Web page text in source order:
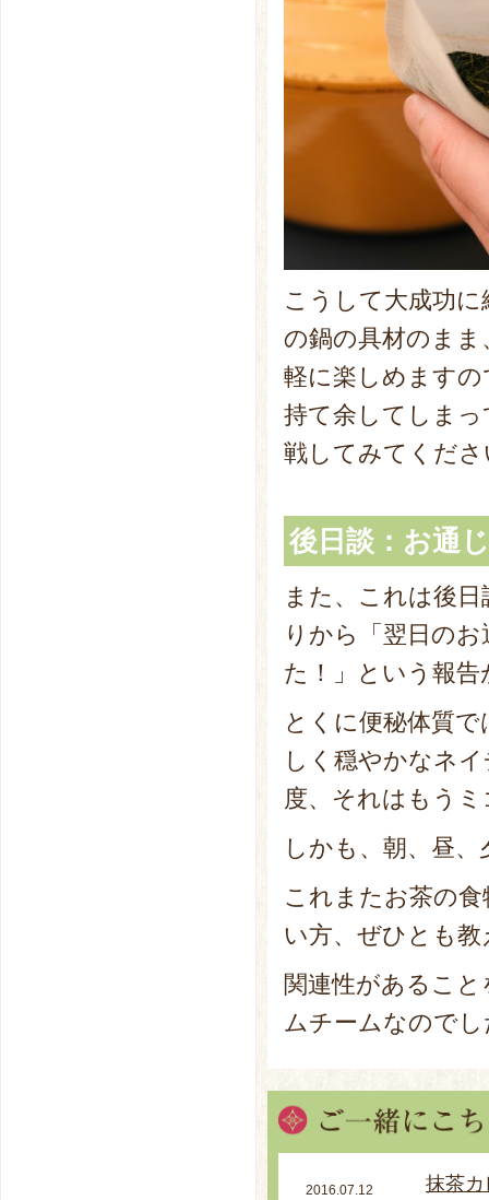
こうして大成功
の鍋の具材のま
軽に楽しめます
持て余してしま
戦してみてくださ
後日談：お通
また、これは後
りから「翌日の
た！」という報
とくに便秘体質
しく穏やかなネ
度、それはもう
しかも、朝、昼
これまたお茶の
い方、ぜひとも
関連性があるこ
ムチームなので
2016.07.12
抹茶